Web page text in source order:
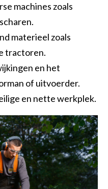
machines zoals
materieel zoals
tractoren.
en het
of uitvoerder.
en nette werkplek.